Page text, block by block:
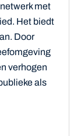
met
Het biedt
Door
verhogen
als